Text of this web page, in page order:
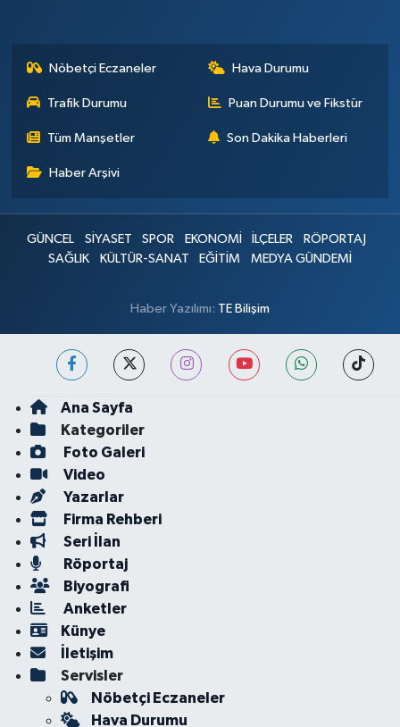
Nöbetçi Eczaneler Hava Durumu
Trafik Durumu Puan Durumu ve Fikstür
Tüm Manşetler Son Dakika Haberleri
Haber Arşivi
GÜNCEL SİYASET SPOR EKONOMİ İLÇELER
RÖPORTAJ
SAĞLIK
KÜLTÜR-SANAT EĞİTİM MEDYA GÜNDEMİ
Haber Yazılımı: TE Bilişim
Ana Sayfa
Kategoriler
Foto Galeri
Video
Yazarlar
Firma Rehberi
Seri İlan
Röportaj
Biyografi
Anketler
Künye
İletişim
Servisler
Nöbetçi Eczaneler
Hava Durumu